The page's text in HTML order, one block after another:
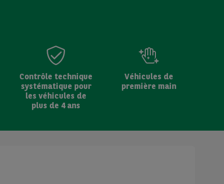
Contrôle technique
systématique pour
les véhicules de
plus de 4 ans
Véhicules de
première main